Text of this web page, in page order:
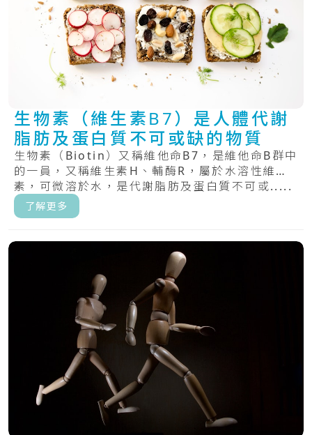
生物素（維生素B7）是人體代謝
脂肪及蛋白質不可或缺的物質
生物素（Biotin）又稱維他命B7，是維他命B群中
的一員，又稱維生素H、輔酶R，屬於水溶性維生
素，可微溶於水，是代謝脂肪及蛋白質不可或.....
了解更多